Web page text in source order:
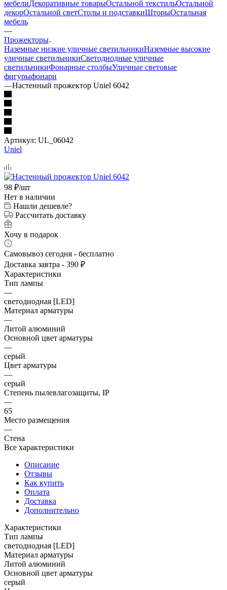
мебелиДекоративные товарыОстальной текстильОстальной
декорОстальной светСтолы и подставкиШторыОстальная
мебель
—
Прожекторы
Наземные низкие уличные светильникиНаземные высокие
уличные светильникиСветодиодные уличные
светильникиФонарные столбыУличные световые
фигурыфонари
—Настенный прожектор Uniel 6042
Артикул: UL_06042
Uniel
98 ₽/шт
Нет в наличии
Нашли дешевле?
Рассчитать доставку
Хочу в подарок
Самовывоз сегодня - бесплатно
Доставка завтра - 390 ₽
Характеристики
Тип лампы
—
светодиодная [LED]
Материал арматуры
—
Литой алюминий
Основной цвет арматуры
—
серый
Цвет арматуры
—
серый
Степень пылевлагозащиты, IP
—
65
Место размещения
—
Стена
Все характеристики
Описание
Отзывы
Как купить
Оплата
Доставка
Дополнительно
Характеристики
Тип лампы
светодиодная [LED]
Материал арматуры
Литой алюминий
Основной цвет арматуры
серый